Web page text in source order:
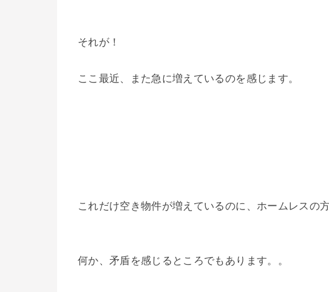
それが！
ここ最近、また急に増えているのを感じます。
これだけ空き物件が増えているのに、ホームレスの
何か、矛盾を感じるところでもあります。。